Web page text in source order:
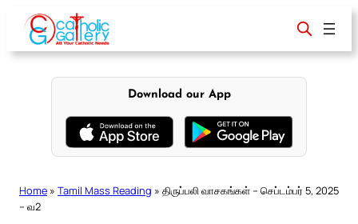
content
Download our App
Home » Tamil Mass Reading » திருப்பலி வாசகங்கள் – செப்டம்பர் 5, 2025
– வ2